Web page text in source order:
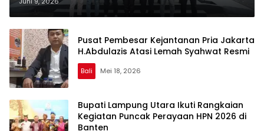
Pusat Pembesar Kejantanan Pria Jakarta
H.Abdulazis Atasi Lemah Syahwat Resmi
Bali Mei 18, 2026
Bupati Lampung Utara Ikuti Rangkaian
Kegiatan Puncak Perayaan HPN 2026 di
Banten